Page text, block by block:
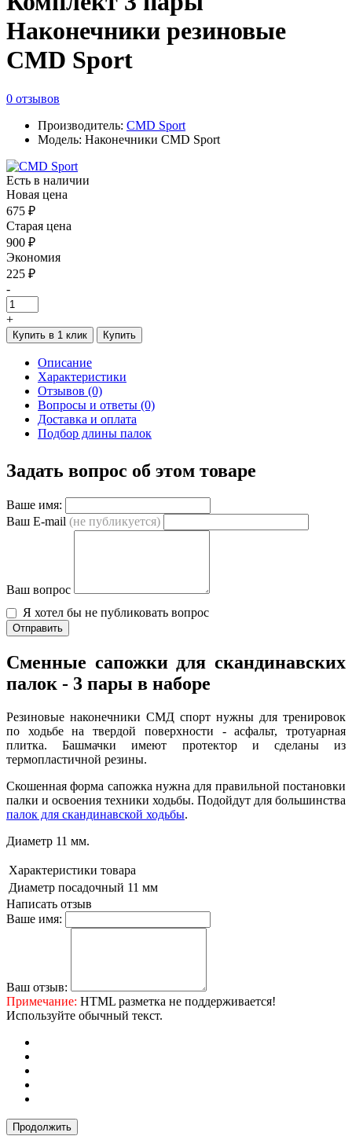
Наконечники резиновые
CMD Sport
0 отзывов
Производитель: CMD Sport
Модель: Наконечники CMD Sport
Есть в наличии
Новая цена
675 ₽
Старая цена
900 ₽
Экономия
225 ₽
-
+
Купить в 1 клик Купить
Описание
Характеристики
Отзывов (0)
Вопросы и ответы (0)
Доставка и оплата
Подбор длины палок
Задать вопрос об этом товаре
Ваше имя:
Ваш E-mail (не публикуется)
Ваш вопрос
Я хотел бы не публиковать вопрос
Отправить
Сменные сапожки для скандинавских
палок - 3 пары в наборе
Резиновые наконечники СМД спорт нужны для тренировок
по ходьбе на твердой поверхности - асфальт, тротуарная
плитка. Башмачки имеют протектор и сделаны из
термопластичной резины.
Скошенная форма сапожка нужна для правильной постановки
палки и освоения техники ходьбы. Подойдут для большинства
палок для скандинавской ходьбы.
Диаметр 11 мм.
Характеристики товара
Диаметр посадочный 11 мм
Написать отзыв
Ваше имя:
Ваш отзыв:
Примечание: HTML разметка не поддерживается!
Используйте обычный текст.
Продолжить